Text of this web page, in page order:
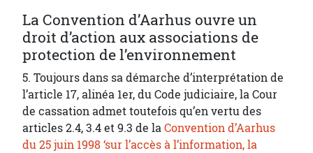
La Convention d’Aarhus ouvre un
droit d’action aux associations de
protection de l’environnement
5. Toujours dans sa démarche d’interprétation de
l’article 17, alinéa 1er, du Code judiciaire, la Cour
de cassation admet toutefois qu’en vertu des
articles 2.4, 3.4 et 9.3 de laConvention d’Aarhus
du 25 juin 1998 ‘sur l’accès à l’information, la